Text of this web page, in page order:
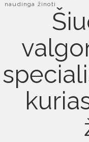
naudinga žinoti